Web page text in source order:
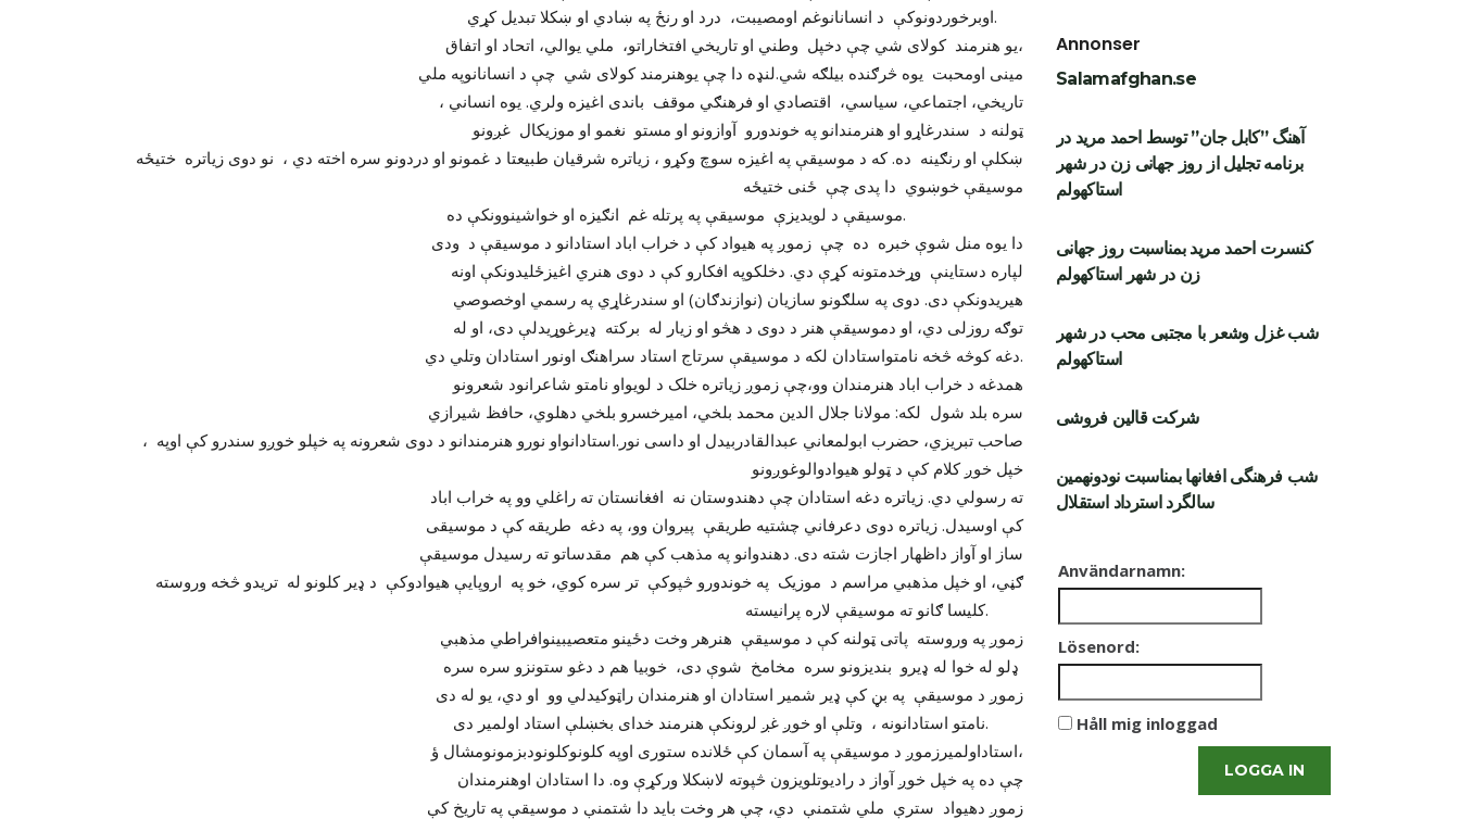
اوبرخوردونوکې د انسانانوغم اومصیبت، درد او رنځ په ښادي او ښکلا تبدیل کړي.
یو هنرمند کولای شي چې دخپل وطني او تاریخي افتخاراتو، ملي یوالي، اتحاد او اتفاق،
مینی اومحبت یوه څرګنده بیلګه شي.لنډه دا چې یوهنرمند کولای شي چې د انسانانوپه ملي
، تاریخي، اجتماعي، سیاسي، اقتصادي او فرهنګي موقف باندی اغیزه ولري. یوه انساني
ټولنه د سندرغاړو او هنرمندانو په خوندورو آوازونو او مستو نغمو او موزیکال غږونو
ښکلې او رنګینه ده. که د موسیقې په اغیزه سوچ وکړو ، زیاتره شرقیان طبیعتا د غمونو او دردونو سره اخته دي ، نو دوی زیاتره ختیځه
موسیقې خوښوي دا پدی چې ځنی ختیځه
موسیقې د لویدیزې موسیقې په پرتله غم انګیزه او خواشینوونکې ده.
دا یوه منل شوې خبره ده چې زموږ په هیواد کې د خراب اباد استادانو د موسیقې د ودی
لپاره دستاینې وړخدمتونه کړې دي. دخلکوپه افکارو کې د دوی هنري اغیزځلیدونکې اونه
هیریدونکې دی. دوی په سلګونو سازیان (نوازندګان) او سندرغاړي په رسمي اوخصوصي
توګه روزلی دي، او دموسیقې هنر د دوی د هڅو او زیار له برکته ډیرغوړیدلې دی، او له
دغه کوڅه څخه نامتواستادان لکه د موسیقې سرتاج استاد سراهنګ اونور استادان وتلي دي.
همدغه د خراب اباد هنرمندان وو،چې زموږ زیاتره خلک د لویواو نامتو شاعرانود شعرونو
سره بلد شول لکه: مولانا جلال الدین محمد بلخي، امیرخسرو بلخي دهلوي، حافظ شیرازي
، صاحب تبریزي، حضرب ابولمعاني عبدالقادربیدل او داسی نور.استادانواو نورو هنرمندانو د دوی شعرونه په خپلو خوږو سندرو کې اوپه
خپل خوږ کلام کې د ټولو هیوادوالوغوږونو
ته رسولي دي. زیاتره دغه استادان چې دهندوستان نه افغانستان ته راغلي وو په خراب اباد
کې اوسیدل. زیاتره دوی دعرفاني چشتیه طریقې پیروان وو، په دغه طریقه کې د موسیقی
ساز او آواز داظهار اجازت شته دی. دهندوانو په مذهب کې هم مقدساتو ته رسیدل موسیقې
ګڼي، او خپل مذهبي مراسم د موزیک په خوندورو څپوکې تر سره کوي، خو په اروپايې هیوادوکې د ډیر کلونو له تریدو څخه وروسته
کلیسا ګانو ته موسیقې لاره پرانیسته.
زموږ په وروسته پاتی ټولنه کې د موسیقې هنرهر وخت دځینو متعصیبینوافراطي مذهبي
زموږ د موسیقې په بڼ کې ډیر شمیر استادان او هنرمندان راټوکیدلي وو او دي، یو له دی
نامتو استادانونه ، وتلې او خوږ غږ لرونکې هنرمند خدای بخښلې استاد اولمیر دی.
استاداولمیرزموږ د موسیقې په آسمان کې ځلانده ستوری اوپه کلونوکلونودبزمونومشال ؤ،
چې ده په خپل خوږ آواز د رادیوتلویزون څپوته لاښکلا ورکړې وه. دا استادان اوهنرمندان
زموږ دهیواد سترې ملي شتمنې دي، چې هر وخت باید دا شتمنې د موسیقې په تاریخ کې
Annonser
Salamafghan.se
آهنگ ”کابل جان” توسط احمد مرید در
برنامه تجلیل از روز جهانی زن در شهر
استاکهولم
کنسرت احمد مرید بمناسبت روز جهانی
زن در شهر استاکهولم
شب غزل وشعر با مجتبی محب در شهر
استاکهولم
شرکت قالین فروشی
شب فرهنگی افغانها بمناسبت نودونهمین
سالگرد استرداد استقلال
Användarnamn:
Lösenord:
Håll mig inloggad
LOGGA IN